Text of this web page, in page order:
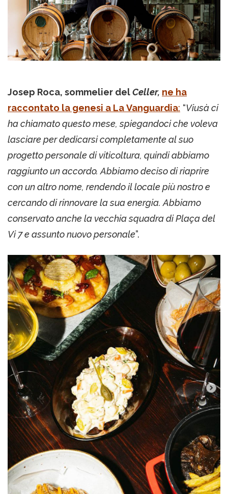
Josep Roca, sommelier delCeller, ne ha
raccontato la genesi a La Vanguardia: “Viusà ci
ha chiamato questo mese, spiegandoci che voleva
lasciare per dedicarsi completamente al suo
progetto personale di viticoltura, quindi abbiamo
raggiunto un accordo. Abbiamo deciso di riaprire
con un altro nome, rendendo il locale più nostro e
cercando di rinnovare la sua energia. Abbiamo
conservato anche la vecchia squadra di Plaça del
Vi 7 e assunto nuovo personale”.